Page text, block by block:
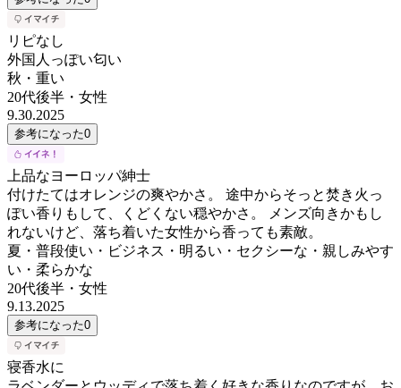
リピなし
外国人っぽい匂い
秋・重い
20代後半 ・ 女性
9.30.2025
参考になった0
上品なヨーロッパ紳士
付けたてはオレンジの爽やかさ。 途中からそっと焚き火っ
ぽい香りもして、くどくない穏やかさ。 メンズ向きかもし
れないけど、落ち着いた女性から香っても素敵。
夏・普段使い・ビジネス・明るい・セクシーな・親しみやす
い・柔らかな
20代後半 ・ 女性
9.13.2025
参考になった0
寝香水に